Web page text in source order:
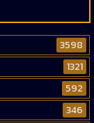
3598
1321
592
346